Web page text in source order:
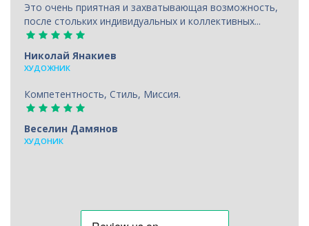
Это очень приятная и захватывающая возможность,
после стольких индивидуальных и коллективных...
Николай Янакиев
ХУДОЖНИК
Компетентность, Стиль, Миссия.
Веселин Дамянов
ХУДОНИК